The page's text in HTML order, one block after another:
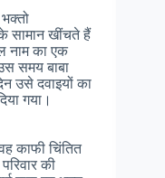
भक्तो
सामान खींचते हैं
नाम का एक
समय बाबा
उसे दवाइयों का
गया ।
काफी चिंतित
परिवार की